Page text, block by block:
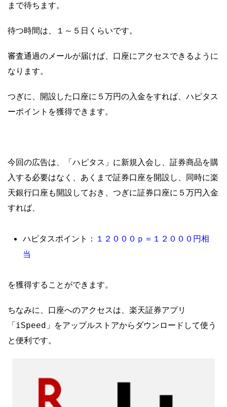
まで待ちます。
待つ時間は、１～５日くらいです。
審査通過のメールが届けば、口座にアクセスできるように
なります。
つぎに、開設した口座に５万円の入金をすれば、ハピタス
ーポイントを獲得できます。
今回の広告は、「ハピタス」に新規入会し、証券商品を購
入する必要はなく、あくまで証券口座を開設し、同時に楽
天銀行口座も開設しておき、つぎに証券口座に５万円入金
すれば、
ハピタスポイント： １２００ ０ｐ＝１２０ ００円相
当
を獲得することができます。
ちなみに、口座へのアクセスは、楽天証券アプリ
「iSpeed」をアップルストアからダウンロードして使う
と便利です。